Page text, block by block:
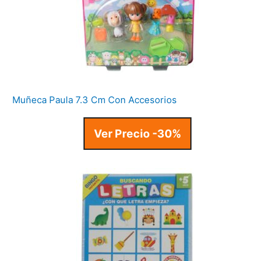
Muñeca Paula 7.3 Cm Con Accesorios
Ver Precio -30%